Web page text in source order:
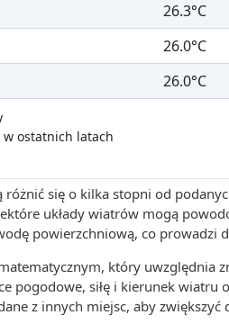
26.3°C
26.0°C
26.0°C
ostatnich latach
się o kilka stopni od
układy wiatrów mogą
powierzchniową, co prowadzi
który uwzględnia
pogodowe, siłę i kierunek wiatru
z innych miejsc, aby zwiększyć